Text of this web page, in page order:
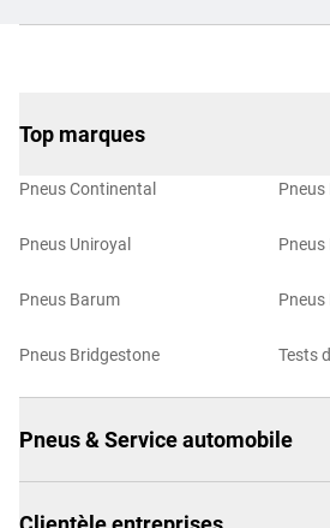
Top marques
Pneus Continental
Pneus Uniroyal
Pneus Barum
Pneus Bridgestone
Pneus
Pneus
Pneus
Tests
Pneus & Service automobile